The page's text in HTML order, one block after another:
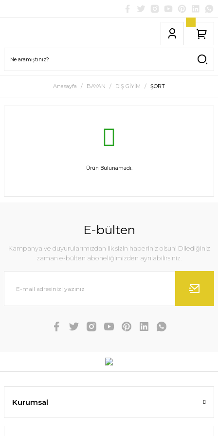
Anasayfa BAYAN DIŞ GİYİM ŞORT
Ürün Bulunamadı.
E-bülten
Kampanya ve duyurularımızdan ilk sizin haberiniz olsun! Dilediğiniz
zaman e-bülten aboneliğimizden ayrılabilirsiniz.
Kurumsal